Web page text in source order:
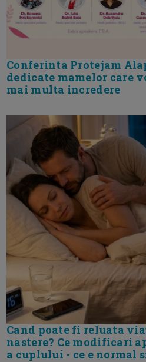
Conferinta Protejam
dedicate mamelor care
mai multa incredere
Cand poate fi reluata
nastere? Ce modificari
a cuplului - ce e normal